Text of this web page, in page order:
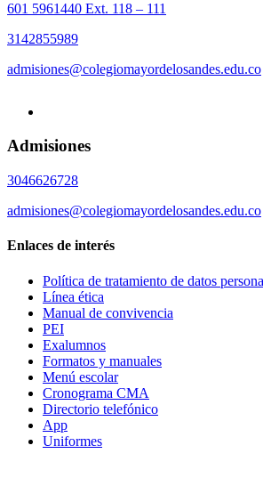
601 5961440 Ext. 118 – 111
3142855989
admisiones@colegiomayordelosandes.edu.co
Admisiones
3046626728
admisiones@colegiomayordelosandes.edu.co
Enlaces de interés
Política de tratamiento de datos
Línea ética
Manual de convivencia
PEI
Exalumnos
Formatos y manuales
Menú escolar
Cronograma CMA
Directorio telefónico
App
Uniformes